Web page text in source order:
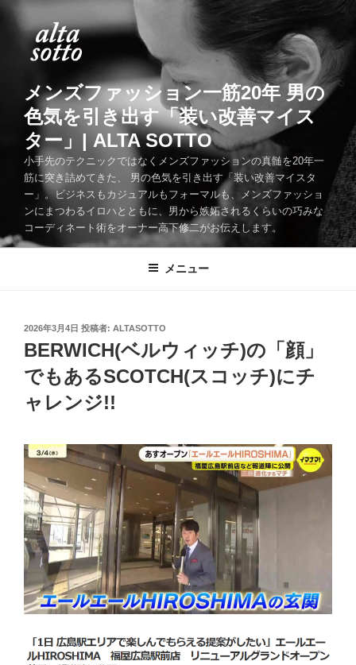
メンズファッション一筋20年 男の
色気を引き出す「装い改善マイス
ター」| ALTA SOTTO
小手先のテクニックではなくメンズファッションの真髄を20年一
筋に突き詰めてきた、 男の色気を引き出す「装い改善マイスタ
ー」。ビジネスもカジュアルもフォーマルも、メンズファッショ
ンにまつわるイロハとともに、男から嫉妬されるくらいの巧みな
コーディネート術をオーナー高下修二がお伝えします。
メニュー
投
稿
日:
2026年3月4日 投稿者: ALTASOTTO
BERWICH(ベルウィッチ)の「顔」
でもあるSCOTCH(スコッチ)にチ
ャレンジ!!